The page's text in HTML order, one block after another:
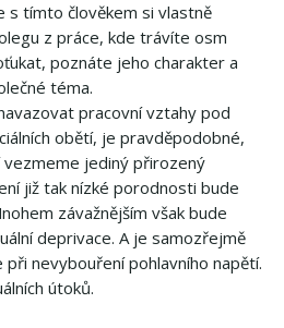
s tímto člověkem si vlastně
z práce, kde trávíte osm
poznáte jeho charakter a
téma.
pracovní vztahy pod
obětí, je pravděpodobné,
jediný přirozený
již tak nízké porodnosti bude
závažnějším však bude
deprivace. A je samozřejmě
nevybouření pohlavního napětí.
útoků.